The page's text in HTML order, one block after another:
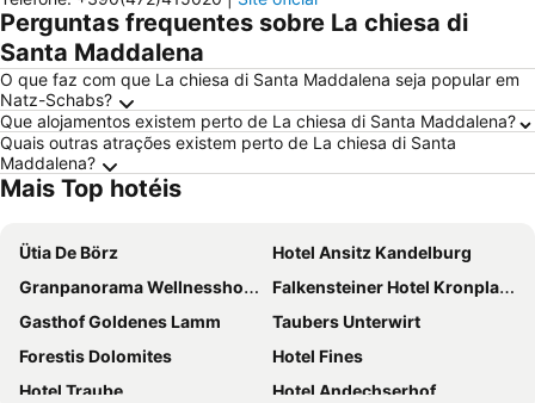
Perguntas frequentes sobre La chiesa di
Santa Maddalena
O que faz com que La chiesa di Santa Maddalena seja popular em
Natz-Schabs?
Que alojamentos existem perto de La chiesa di Santa Maddalena?
Quais outras atrações existem perto de La chiesa di Santa
Maddalena?
Mais Top hotéis
Ütia De Börz
Hotel Ansitz Kandelburg
Granpanorama Wellnesshotel Sambergerhof Superior
Falkensteiner Hotel Kronplatz - The Leading Hotels of the World
Gasthof Goldenes Lamm
Taubers Unterwirt
Forestis Dolomites
Hotel Fines
Hotel Traube
Hotel Andechserhof